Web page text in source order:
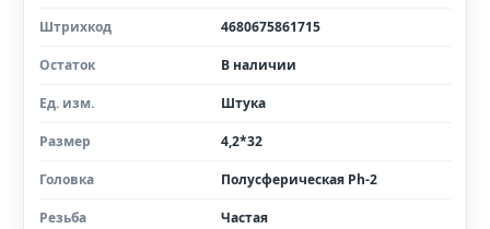
Штрихкод 4680675861715
Остаток В наличии
Ед. изм. Штука
Размер 4,2*32
Головка Полусферическая Ph-2
Резьба Частая